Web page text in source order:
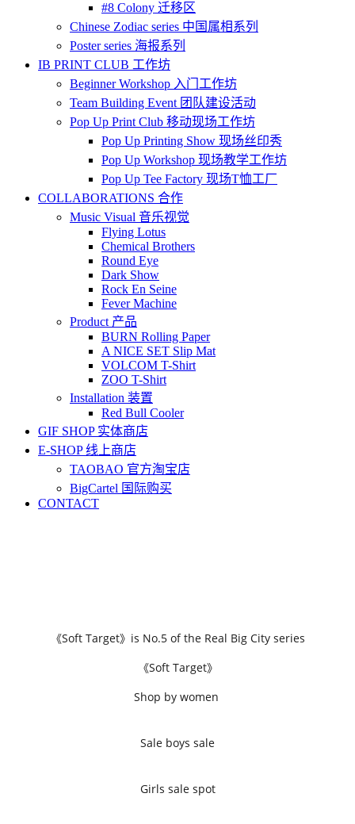
#8 Colony 迁移区
Chinese Zodiac series 中国属相系列
Poster series 海报系列
IB PRINT CLUB 工作坊
Beginner Workshop 入门工作坊
Team Building Event 团队建设活动
Pop Up Print Club 移动现场工作坊
Pop Up Printing Show 现场丝印秀
Pop Up Workshop 现场教学工作坊
Pop Up Tee Factory 现场T恤工厂
COLLABORATIONS 合作
Music Visual 音乐视觉
Flying Lotus
Chemical Brothers
Round Eye
Dark Show
Rock En Seine
Fever Machine
Product 产品
BURN Rolling Paper
A NICE SET Slip Mat
VOLCOM T-Shirt
ZOO T-Shirt
Installation 装置
Red Bull Cooler
GIF SHOP 实体商店
E-SHOP 线上商店
TAOBAO 官方淘宝店
BigCartel 国际购买
CONTACT
《Soft Target》is No.5 of the Real Big City series
《Soft Target》
Shop by women
Sale boys sale
Girls sale spot